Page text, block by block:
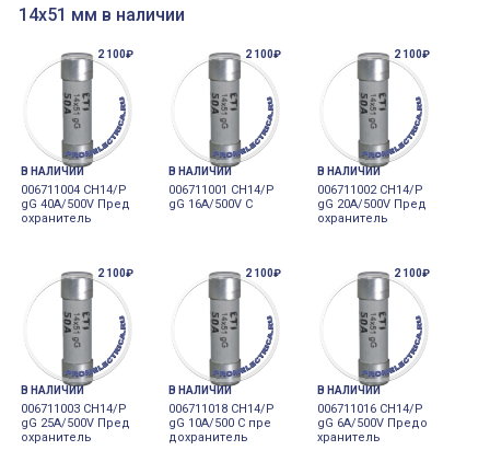
реле времени
0.1cек.-10 дней, 10
14х51 мм в наличии
2 100₽
В НАЛИЧИИ
006711004 CH14/P
gG 40A/500V Пред
охранитель
2 100₽
В НАЛИЧИИ
006711001 CH14/P
gG 16A/500V C
2 100₽
В НАЛИЧИИ
006711002 CH14/P
gG 20A/500V Пред
охранитель
2 100₽
В НАЛИЧИИ
006711003 CH14/P
gG 25A/500V Пред
охранитель
2 100₽
В НАЛИЧИИ
006711018 CH14/P
gG 10A/500 C пре
дохранитель
2 100₽
В НАЛИЧИИ
006711016 CH14/P
gG 6A/500V Предо
хранитель